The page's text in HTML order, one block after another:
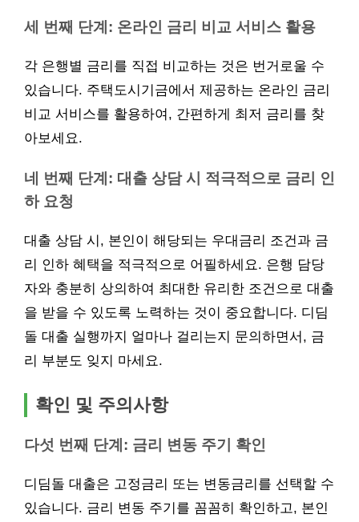
세 번째 단계: 온라인 금리 비교 서비스 활용
각 은행별 금리를 직접 비교하는 것은 번거로울 수
있습니다. 주택도시기금에서 제공하는 온라인 금리
비교 서비스를 활용하여, 간편하게 최저 금리를 찾
아보세요.
네 번째 단계: 대출 상담 시 적극적으로 금리 인
하 요청
대출 상담 시, 본인이 해당되는 우대금리 조건과 금
리 인하 혜택을 적극적으로 어필하세요. 은행 담당
자와 충분히 상의하여 최대한 유리한 조건으로 대출
을 받을 수 있도록 노력하는 것이 중요합니다. 디딤
돌 대출 실행까지 얼마나 걸리는지 문의하면서, 금
리 부분도 잊지 마세요.
확인 및 주의사항
다섯 번째 단계: 금리 변동 주기 확인
디딤돌 대출은 고정금리 또는 변동금리를 선택할 수
있습니다. 금리 변동 주기를 꼼꼼히 확인하고, 본인